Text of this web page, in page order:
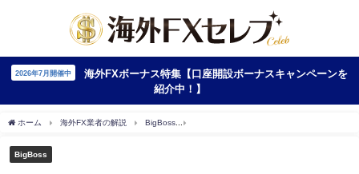
2026年7月開催中
海外FXボーナス特集【口座開設ボーナスキャンペーンを
紹介中！】
ホーム 海外FX業者の解説 BigBoss
BigBoss